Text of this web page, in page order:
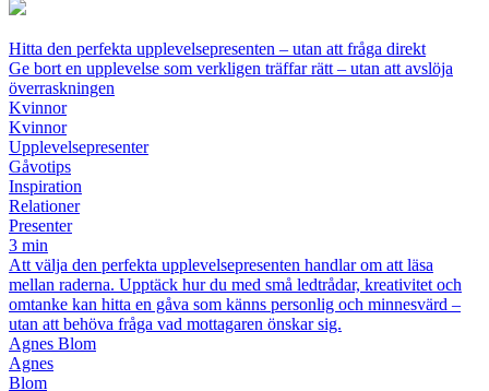
Hitta den perfekta upplevelsepresenten – utan att fråga direkt
Ge bort en upplevelse som verkligen träffar rätt – utan att avslöja
överraskningen
Kvinnor
Kvinnor
Upplevelsepresenter
Gåvotips
Inspiration
Relationer
Presenter
3 min
Att välja den perfekta upplevelsepresenten handlar om att läsa
mellan raderna. Upptäck hur du med små ledtrådar, kreativitet och
omtanke kan hitta en gåva som känns personlig och minnesvärd –
utan att behöva fråga vad mottagaren önskar sig.
Agnes Blom
Agnes
Blom